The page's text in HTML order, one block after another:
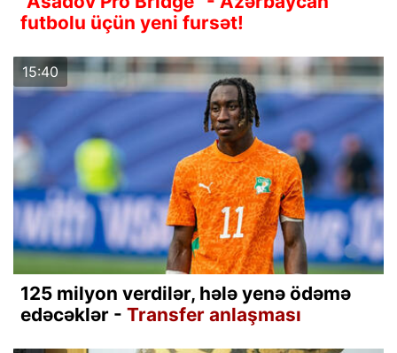
futbolu üçün yeni fursət!
15:40
125 milyon verdilər, hələ yenə ödəmə
edəcəklər - Transfer anlaşması